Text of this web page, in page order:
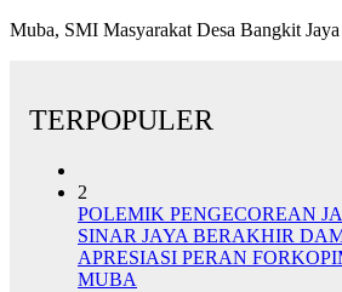
Muba, SMI Masyarakat Desa Bangkit
TERPOPULER
2
POLEMIK PENGECOREAN
SINAR JAYA BERAKHIR
APRESIASI PERAN
MUBA